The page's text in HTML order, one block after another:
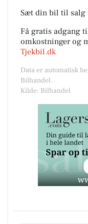
Sæt din bil til salg
Få gratis adgang
omkostninger og
Tjekbil.dk
Data er automatisk
Bilhandel.
Kilde: Bilhandel